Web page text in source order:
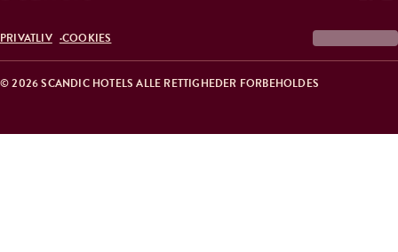
© 2026 SCANDIC HOTELS ALLE RETTIGHEDER FORBEHOLDES
PRIVATLIV COOKIES